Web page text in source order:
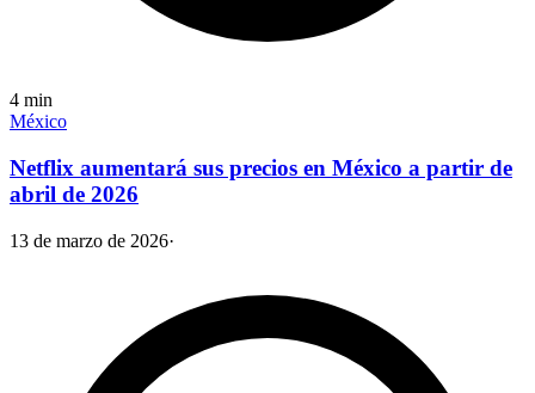
4 min
México
Netflix aumentará sus precios en México a partir de
abril de 2026
13 de marzo de 2026·